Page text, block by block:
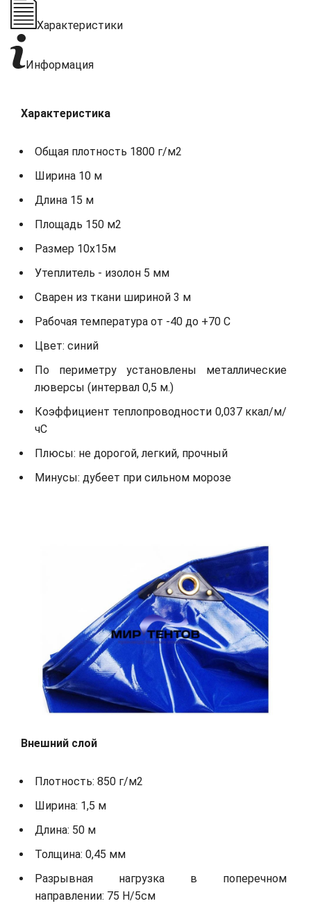
Характеристики
Информация
Характеристика
Общая плотность 1800 г/м2
Ширина 10 м
Длина 15 м
Площадь 150 м2
Размер 10х15м
Утеплитель - изолон 5 мм
Сварен из ткани шириной 3 м
Рабочая температура от -40 до +70 С
Цвет: синий
По периметру установлены металлические
люверсы (интервал 0,5 м.)
Коэффициент теплопроводности 0,037 ккал/м/
чС
Плюсы: не дорогой, легкий, прочный
Минусы: дубеет при сильном морозе
Внешний слой
Плотность: 850 г/м2
Ширина: 1,5 м
Длина: 50 м
Толщина: 0,45 мм
Разрывная нагрузка в поперечном
направлении: 75 Н/5см